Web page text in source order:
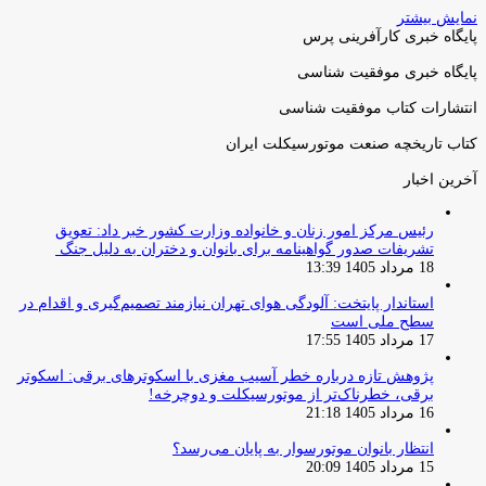
نمایش بیشتر
پایگاه خبری کارآفرینی پرس
پایگاه خبری موفقیت شناسی
انتشارات کتاب موفقیت شناسی
کتاب تاریخچه صنعت موتورسیکلت ایران
آخرین اخبار
رئیس مرکز امور زنان و خانواده وزارت کشور خبر داد: تعویق
تشریفات صدور گواهینامه برای بانوان و دختران به دلیل جنگ
18 مرداد 1405 13:39
استاندار پایتخت: آلودگی هوای تهران نیازمند تصمیم‌گیری و اقدام در
سطح ملی است
17 مرداد 1405 17:55
پژوهش تازه درباره خطر آسیب مغزی با اسکوترهای برقی: اسکوتر
برقی، خطرناک‌تر از موتورسیکلت و دوچرخه!
16 مرداد 1405 21:18
انتظار بانوان موتورسوار به پایان می‌رسد؟
15 مرداد 1405 20:09